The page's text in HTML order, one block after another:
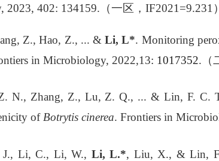
2023, 402: 134159. （一区， IF2021=9.231 ）
Z., Hao, Z., ... &Li, L*. Monitoring
in Microbiology, 2022,13: 1017352. （
N., Zhang, Z., Lu, Z. Q., ... & Lin, F. C.
ofBotrytis cinerea. Frontiers in
J., Li, C., Li, W., Li, L.*, Liu, X., & Lin, F.